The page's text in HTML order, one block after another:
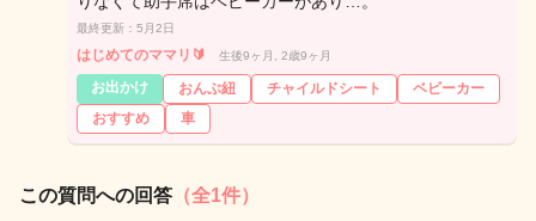
最終更新：5月2日
はじめてのママリ🔰 生後9ヶ月, 2歳9ヶ月
お出かけ おんぶ紐 チャイルドシート
ベビーカー
おすすめ
車
この質問への回答 （全1件）